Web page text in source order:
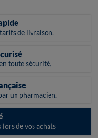
de livraison.
toute sécurité.
un pharmacien.
lors de vos achats